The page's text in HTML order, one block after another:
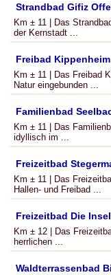
Strandbad Gifiz
Km ± 11 | Das
der Kernstadt ...
Freibad Kippenheim
Km ± 11 | Das Freibad
Natur eingebunden ...
Familienbad
Km ± 11 | Das
idyllisch im ...
Freizeitbad
Km ± 11 | Das
Hallen- und Freibad ...
Freizeitbad Die
Km ± 12 | Das
herrlichen ...
Waldterrassenbad